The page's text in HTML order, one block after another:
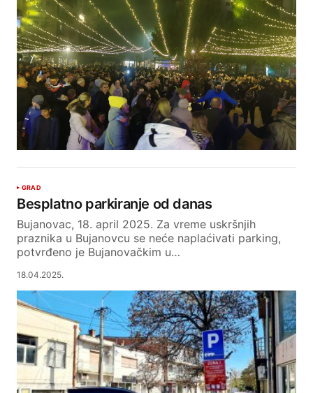
GRAD
Besplatno parkiranje od danas
Bujanovac, 18. april 2025. Za vreme uskršnjih
praznika u Bujanovcu se neće naplaćivati parking,
potvrđeno je Bujanovačkim u…
18.04.2025.